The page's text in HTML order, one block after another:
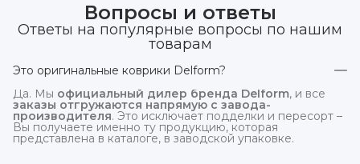
Вопросы и ответы
Ответы на популярные вопросы по нашим
товарам
Это оригинальные коврики Delform?
Да. Мы официальный дилер бренда Delform, и все
заказы отгружаются напрямую с завода-
производителя. Это исключает подделки и пересорт –
Вы получаете именно ту продукцию, которая
представлена в каталоге, в заводской упаковке.